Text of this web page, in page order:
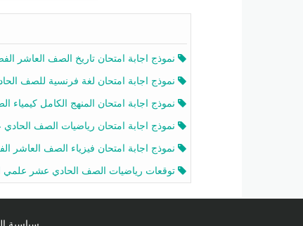
نموذج اجابة امتحان تاريخ الصف العاشر الفصل الثاني
نموذج اجابة امتحان لغة فرنسية للصف الحادي عشر أدبي الفصل الثاني
نموذج اجابة امتحان المنهج الكامل كيمياء الصف الحادي عشر علمي الفصل الثاني
نموذج اجابة امتحان رياضيات الصف الحادي عشر علمي الفصل الثاني
نموذج اجابة امتحان فيزياء الصف العاشر الفصل الثاني
توقعات رياضيات الصف الحادي عشر علمي الفصل الثاني 2025-2026 أ